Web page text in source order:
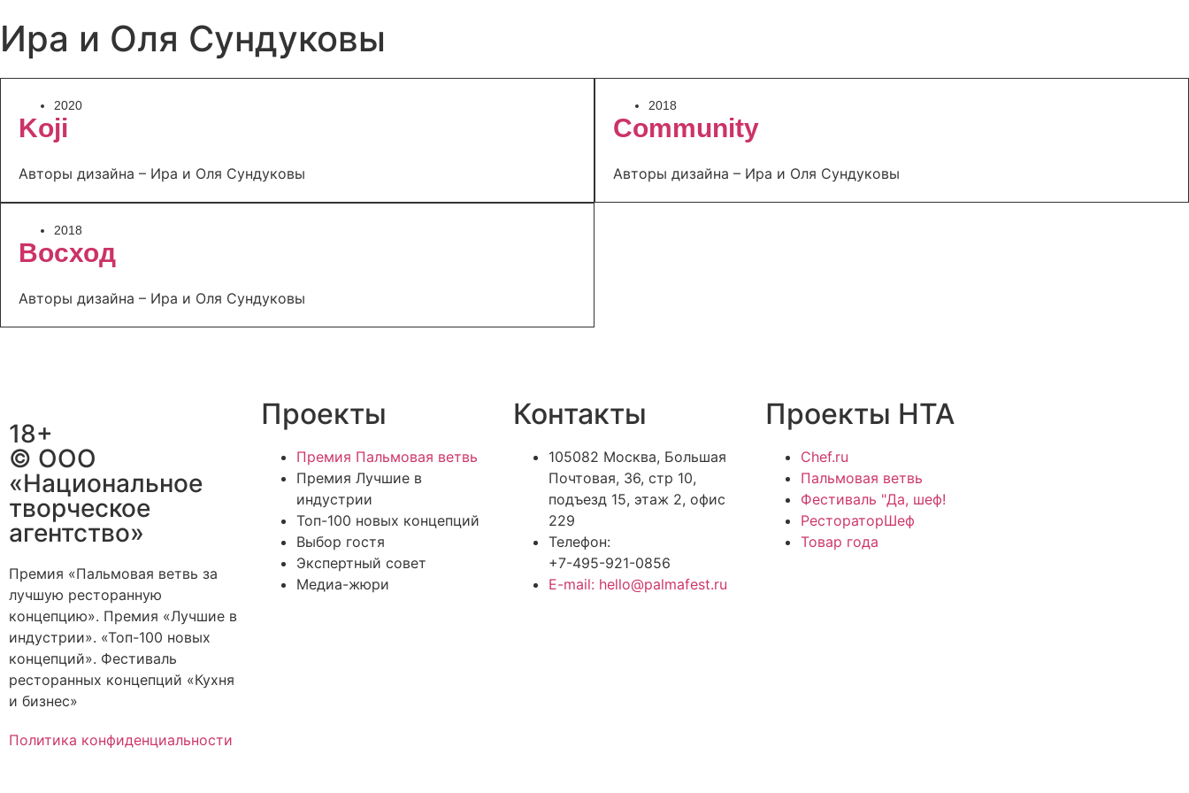
Ира и Оля Сундуковы
2020
Koji
Авторы дизайна – Ира и Оля Сундуковы
2018
Community
Авторы дизайна – Ира и Оля Сундуковы
2018
Восход
Авторы дизайна – Ира и Оля Сундуковы
18+
© ООО
«Национальное
творческое
агентство»
Премия «Пальмовая ветвь за
лучшую ресторанную
концепцию». Премия «Лучшие в
индустрии». «Топ-100 новых
концепций». Фестиваль
ресторанных концепций «Кухня
и бизнес»
Политика конфиденциальности
Проекты
Премия Пальмовая ветвь
Премия Лучшие в
индустрии
Топ-100 новых концепций
Выбор гостя
Экспертный совет
Медиа-жюри
Контакты
105082 Москва, Большая
Почтовая, 36, стр 10,
подъезд 15, этаж 2, офис
229
Телефон:
+7-495-921-0856
E-mail: hello@palmafest.ru
Проекты НТА
Chef.ru
Пальмовая ветвь
Фестиваль "Да, шеф!
РестораторШеф
Товар года